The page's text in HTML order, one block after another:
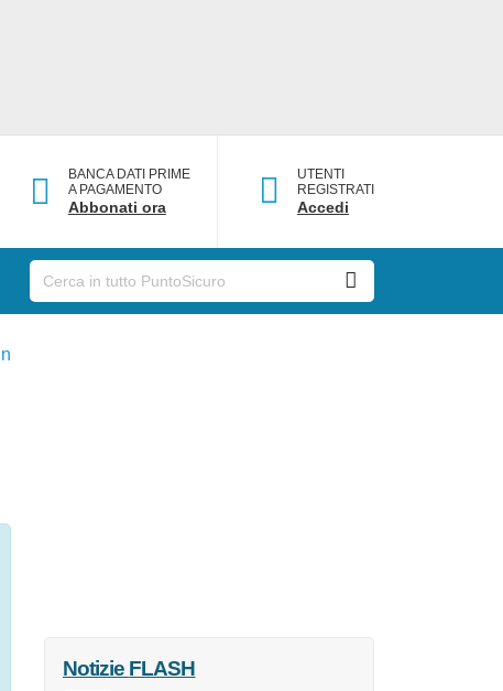
BANCA DATI PRIME
A PAGAMENTO
Abbonati ora
UTENTI
REGISTRATI
Accedi
NotizieFLASH